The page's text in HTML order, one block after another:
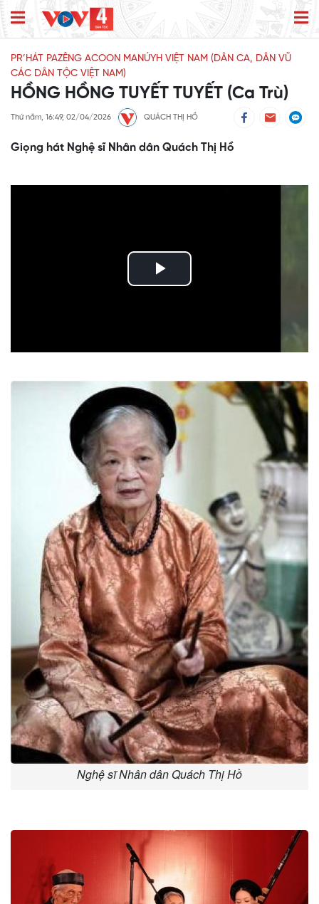
PR’HÁT PAZÊNG ACOON MANÚYH VIỆT NAM (DÂN CA, DÂN VŨ
CÁC DÂN TỘC VIỆT NAM)
HỒNG HỒNG TUYẾT TUYẾT (Ca Trù)
Thứ năm, 16:49, 02/04/2026 QUÁCH THỊ HỒ
Giọng hát Nghệ sĩ Nhân dân Quách Thị Hồ
Play
Nghệ sĩ Nhân dân Quách Thị Hồ